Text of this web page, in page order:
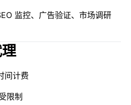
监控、广告验证、市场调研
间计费
限制